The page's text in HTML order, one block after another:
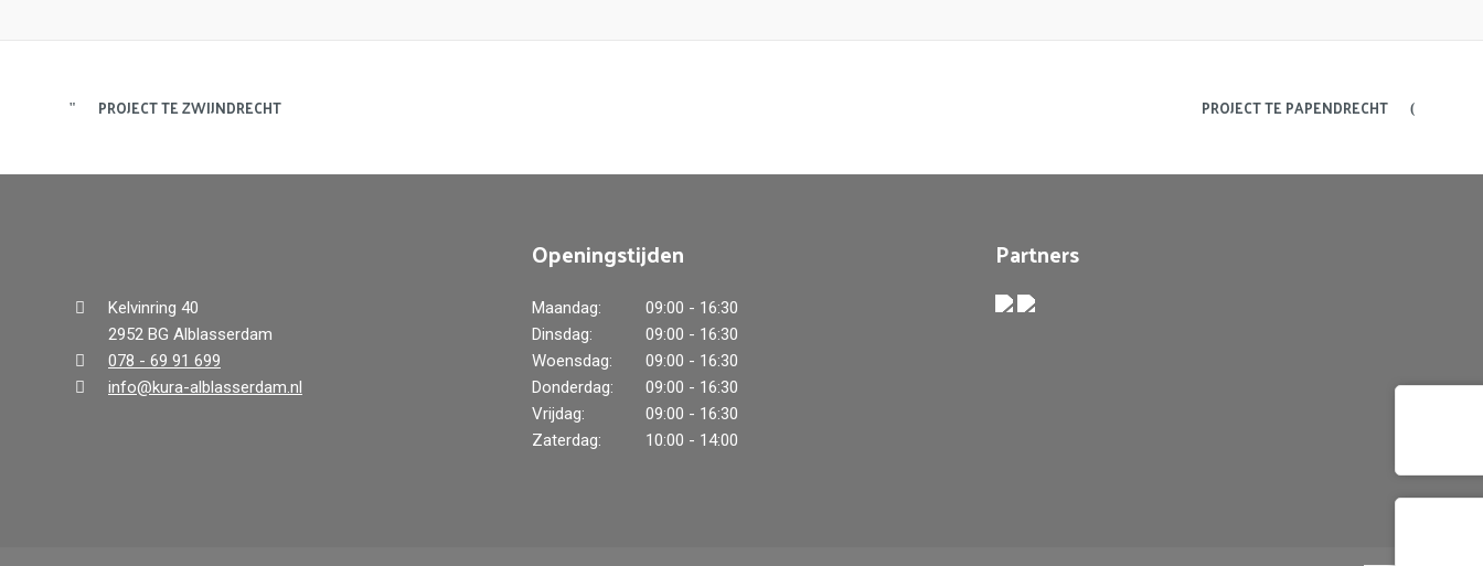
PROJECT TE ZWIJNDRECHT PROJECT TE PAPENDRECHT
Kelvinring 40
2952 BG Alblasserdam
078 - 69 91 699
info@kura-alblasserdam.nl
Openingstijden
Maandag:
09:00 - 16:30
Dinsdag:
09:00 - 16:30
Woensdag:
09:00 - 16:30
Donderdag:
09:00 - 16:30
Vrijdag:
09:00 - 16:30
Zaterdag:
10:00 - 14:00
Partners